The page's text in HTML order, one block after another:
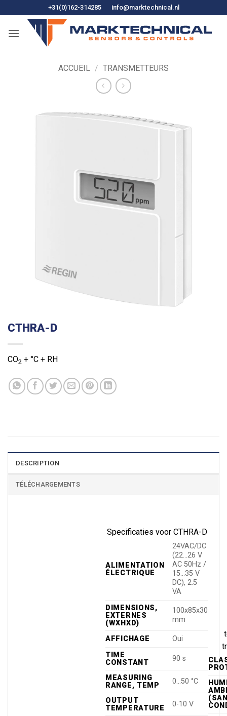
to
content
+31(0)162-314285 info@marktechnical.nl
ACCUEIL / TRANSMETTEURS
CTHRA-D
CO2 + °C + RH
DESCRIPTION
TÉLÉCHARGEMENTS
Specificaties voor CTHRA-D
ALIMENTATION
ÉLECTRIQUE
24VAC/DC
(22…26 V
AC 50Hz /
15…35 V
DC), 2.5
VA
DIMENSIONS,
EXTERNES
(WXHXD)
100x85x30
mm
AFFICHAGE
Oui
TIME
CONSTANT
90 s
MEASURING
RANGE, TEMP
0…50 °C
OUTPUT
TEMPERATURE
0-10 V